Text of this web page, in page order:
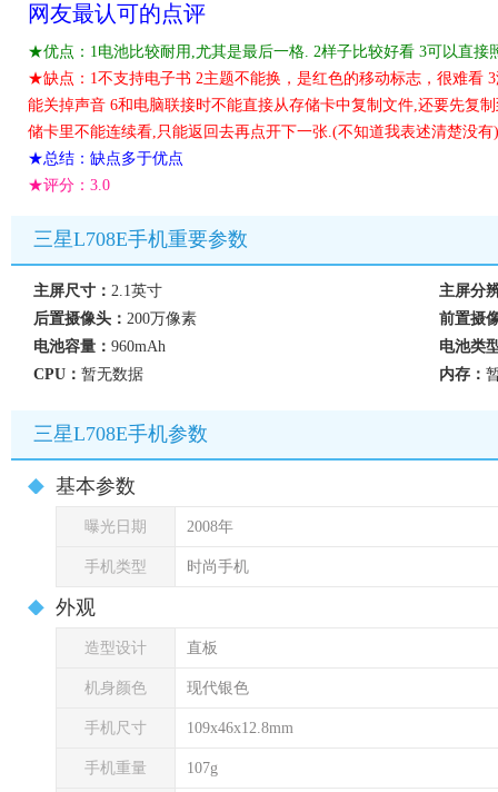
网友最认可的点评
★优点：1电池比较耐用,尤其是最后一格. 2样子比较好看 3可以直接
★缺点：1不支持电子书 2主题不能换，是红色的移动标志，很难看
能关掉声音 6和电脑联接时不能直接从存储卡中复制文件,还要先复
储卡里不能连续看,只能返回去再点开下一张.(不知道我表述清楚没有)
★总结：缺点多于优点
★评分： 3.0
三星L708E手机重要参数
主屏尺寸： 2.1英寸
主屏分
后置摄像头： 200万像素
前置摄
电池容量： 960mAh
电池类
CPU： 暂无数据 内存：
三星L708E手机参数
基本参数
曝光日期 2008年
手机类型 时尚手机
外观
造型设计 直板
机身颜色 现代银色
手机尺寸 109x46x12.8mm
手机重量 107g